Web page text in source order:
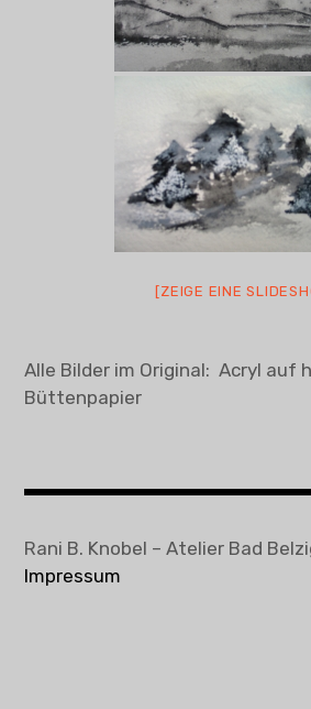
[ZEIGE EINE
Alle Bilder im Original: Acryl auf
Büttenpapier
Rani B. Knobel – Atelier Bad
Impressum